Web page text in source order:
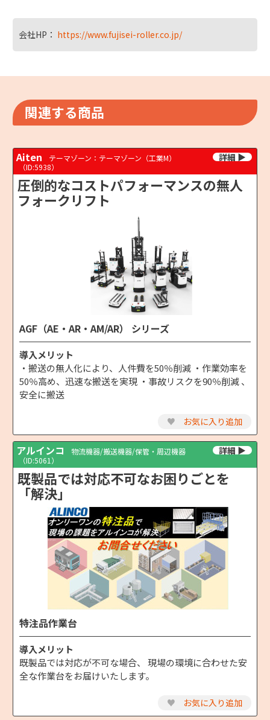
会社HP： https://www.fujisei-roller.co.jp/
関連する商品
Aiten
テーマゾーン：テーマゾーン（工業M）
（ID:5938）
圧倒的なコストパフォーマンスの無人
フォークリフト
AGF（AE・AR・AM/AR） シリーズ
導入メリット
・搬送の無人化により、人件費を50％削減 ・作業効率を
50％高め、迅速な搬送を実現 ・事故リスクを90％削減 、
安全に搬送
♥ お気に入り追加
アルインコ
物流機器/搬送機器/保管・周辺機器
（ID:5061）
既製品では対応不可なお困りごとを
「解決」
特注品作業台
導入メリット
既製品では対応が不可な場合、 現場の環境に合わせた安
全な作業台をお届けいたします。
♥ お気に入り追加